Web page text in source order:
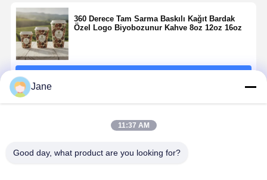
360 Derece Tam Sarma Baskılı Kağıt Bardak
Özel Logo Biyobozunur Kahve 8oz 12oz 16oz
Jane
11:37 AM
Good day, what product are you looking for?